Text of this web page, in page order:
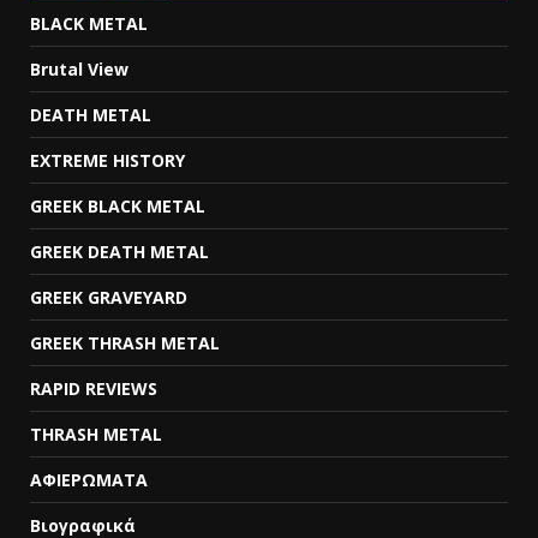
BLACK METAL
Brutal View
DEATH METAL
EXTREME HISTORY
GREEK BLACK METAL
GREEK DEATH METAL
GREEK GRAVEYARD
GREEK THRASH METAL
RAPID REVIEWS
THRASH METAL
ΑΦΙΕΡΩΜΑΤΑ
Βιογραφικά